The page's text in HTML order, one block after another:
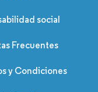
social
Frecuentes
y Condiciones